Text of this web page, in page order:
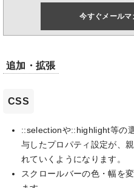
今すぐメール
追加・拡張
CSS
::selectionや::highlight等の
与したプロパティ設定が、
れていくようになります。
スクロールバーの色・幅を